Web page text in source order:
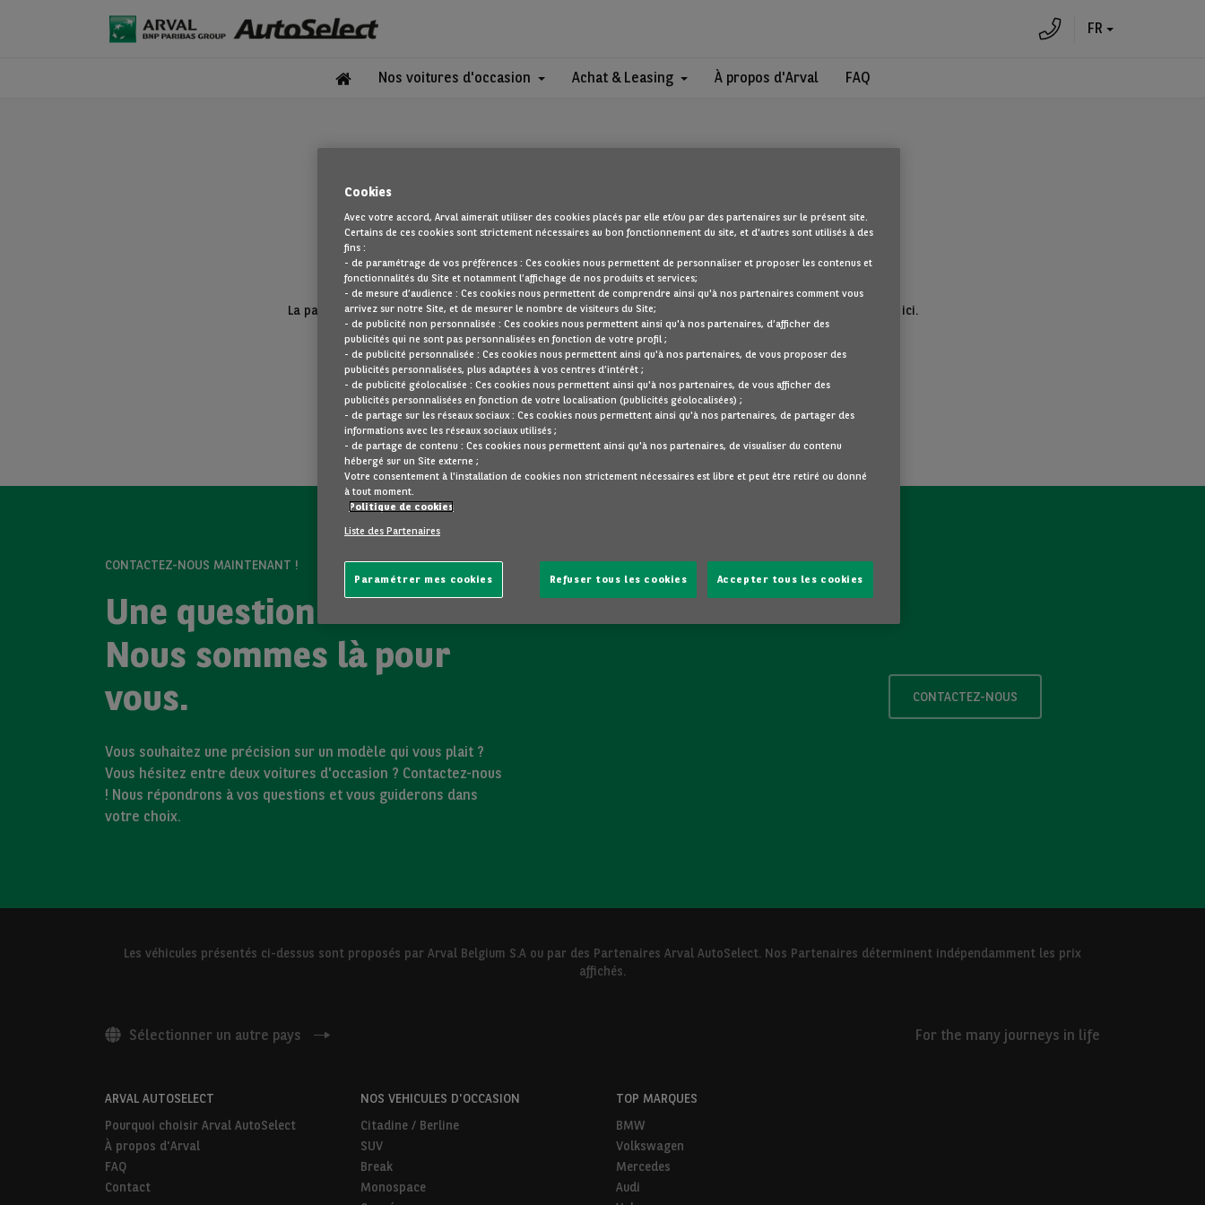
FR
Nos voitures d'occasion Achat & Leasing À propos d'Arval FAQ
OUPS !
La page que vous recherchez semble introuvable. Dirigez-vous à nouveau vers la page d'accueil en cliquant ici.
REVENIR À NOTRE PAGE D’ACCUEIL
VOIR TOUS NOS VÉHICULES
CONTACTEZ-NOUS MAINTENANT !
Une question ?
Nous sommes là pour
vous.
Vous souhaitez une précision sur un modèle qui vous plait ?
Vous hésitez entre deux voitures d'occasion ? Contactez-nous
! Nous répondrons à vos questions et vous guiderons dans
votre choix.
CONTACTEZ-NOUS
Les véhicules présentés ci-dessus sont proposés par Arval Belgium S.A ou par des Partenaires Arval AutoSelect. Nos Partenaires déterminent indépendamment les prix
affichés.
Sélectionner un autre pays For the many journeys in life
ARVAL AUTOSELECT
Pourquoi choisir Arval AutoSelect
À propos d'Arval
FAQ
Contact
NOS VEHICULES D'OCCASION
Citadine / Berline
SUV
Break
Monospace
TOP MARQUES
BMW
Volkswagen
Mercedes
Audi
Cookies
Avec votre accord, Arval aimerait utiliser des cookies placés par elle et/ou par des partenaires sur le présent site.
Certains de ces cookies sont strictement nécessaires au bon fonctionnement du site, et d'autres sont utilisés à des
fins :
- de paramétrage de vos préférences : Ces cookies nous permettent de personnaliser et proposer les contenus et
fonctionnalités du Site et notamment l’affichage de nos produits et services;
- de mesure d’audience : Ces cookies nous permettent de comprendre ainsi qu'à nos partenaires comment vous
arrivez sur notre Site, et de mesurer le nombre de visiteurs du Site;
- de publicité non personnalisée : Ces cookies nous permettent ainsi qu'à nos partenaires, d’afficher des
publicités qui ne sont pas personnalisées en fonction de votre profil ;
- de publicité personnalisée : Ces cookies nous permettent ainsi qu'à nos partenaires, de vous proposer des
publicités personnalisées, plus adaptées à vos centres d’intérêt ;
- de publicité géolocalisée : Ces cookies nous permettent ainsi qu'à nos partenaires, de vous afficher des
publicités personnalisées en fonction de votre localisation (publicités géolocalisées) ;
- de partage sur les réseaux sociaux : Ces cookies nous permettent ainsi qu'à nos partenaires, de partager des
informations avec les réseaux sociaux utilisés ;
- de partage de contenu : Ces cookies nous permettent ainsi qu'à nos partenaires, de visualiser du contenu
hébergé sur un Site externe ;
Votre consentement à l'installation de cookies non strictement nécessaires est libre et peut être retiré ou donné
à tout moment.
Politique de cookies
Liste des Partenaires
Paramétrer mes cookies Refuser tous les cookies Accepter tous les cookies